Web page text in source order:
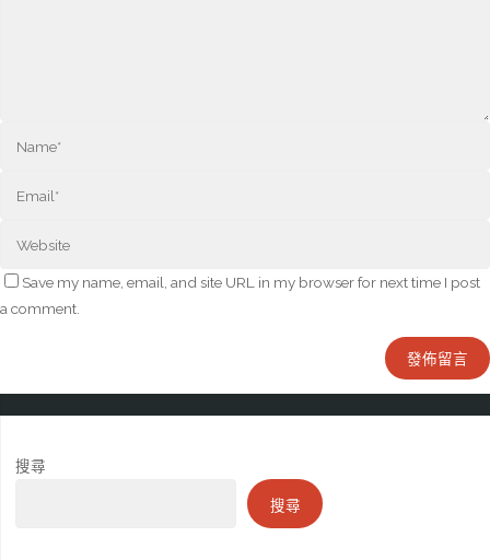
Save my name, email, and site URL in my browser for next time I post
a comment.
搜尋
搜尋